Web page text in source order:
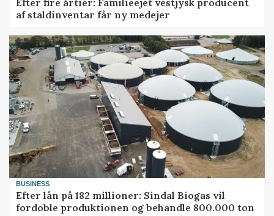
af staldinventar får ny medejer
BUSINESS
Efter lån på 182 millioner: Sindal Biogas vil
fordoble produktionen og behandle 800.000 ton